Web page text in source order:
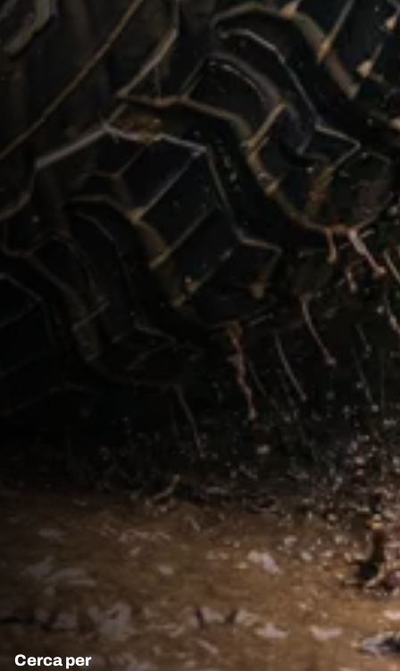
Cerca per